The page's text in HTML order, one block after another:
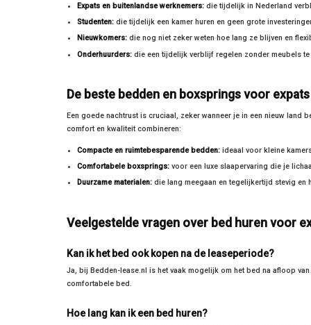
Expats en buitenlandse werknemers:die tijdelijk in Nederland
Studenten:die tijdelijk een kamer huren en geen grote
Nieuwkomers:die nog niet zeker weten hoe lang ze blijven en
Onderhuurders:die een tijdelijk verblijf regelen zonder meubels te
De beste bedden en boxsprings voor expats
Een goede nachtrust is cruciaal, zeker wanneer je in een nieuw land
comfort en kwaliteit combineren:
Compacte en ruimtebesparende bedden:ideaal voor kleine
Comfortabele boxsprings:voor een luxe slaapervaring die je
Duurzame materialen:die lang meegaan en tegelijkertijd stevig en
Veelgestelde vragen over bed huren voor
Kan ik het bed ook kopen na de leaseperiode?
Ja, bij Bedden-lease.nl is het vaak mogelijk om het bed na afloop
comfortabele bed.
Hoe lang kan ik een bed huren?